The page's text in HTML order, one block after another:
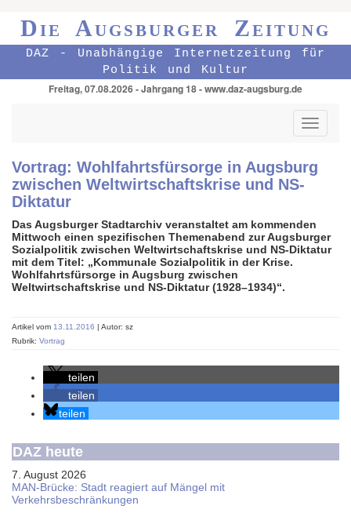
Die Augsburger Zeitung
DAZ - Unabhängige Internetzeitung für
Politik und Kultur
Freitag, 07.08.2026 - Jahrgang 18 - www.daz-augsburg.de
Toggle
Vortrag: Wohlfahrtsfürsorge in Augsburg
zwischen Weltwirtschaftskrise und NS-
Diktatur
Das Augsburger Stadtarchiv veranstaltet am kommenden
Mittwoch einen spezifischen Themenabend zur Augsburger
Sozialpolitik zwischen Weltwirtschaftskrise und NS-Diktatur
mit dem Titel: „Kommunale Sozialpolitik in der Krise.
Wohlfahrtsfürsorge in Augsburg zwischen
Weltwirtschaftskrise und NS-Diktatur (1928–1934)“.
Artikel vom 13.11.2016 | Autor: sz
Rubrik: Vortrag
teilen
teilen
teilen
DAZ heute
7. August 2026
MAN-Brücke: Stadt reagiert auf Mängel mit
Verkehrsbeschränkungen